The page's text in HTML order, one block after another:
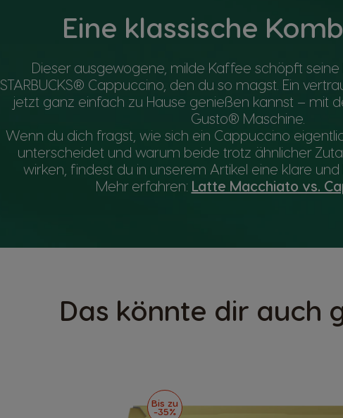
Eine klassische
Dieser ausgewogene, milde Kaffee schöpft
STARBUCKS® Cappuccino, den du so magst. Ein
jetzt ganz einfach zu Hause genießen kannst – mit
Gusto® Maschine.
Wenn du dich fragst, wie sich ein Cappuccino
unterscheidet und warum beide trotz ähnlicher
wirken, findest du in unserem Artikel eine klare
Mehr erfahren: Latte Macchiato vs.
Das könnte dir auch
Bis zu
-35%